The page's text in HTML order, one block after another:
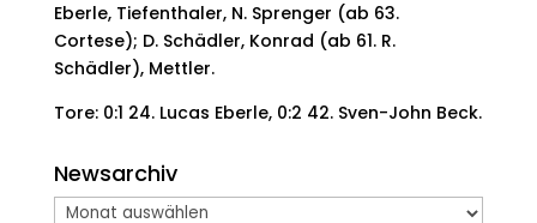
Eberle, Tiefenthaler, N. Sprenger (ab 63.
Cortese); D. Schädler, Konrad (ab 61. R.
Schädler), Mettler.
Tore:0:1 24. Lucas Eberle, 0:2 42. Sven-John Beck.
Newsarchiv
Newsarchiv